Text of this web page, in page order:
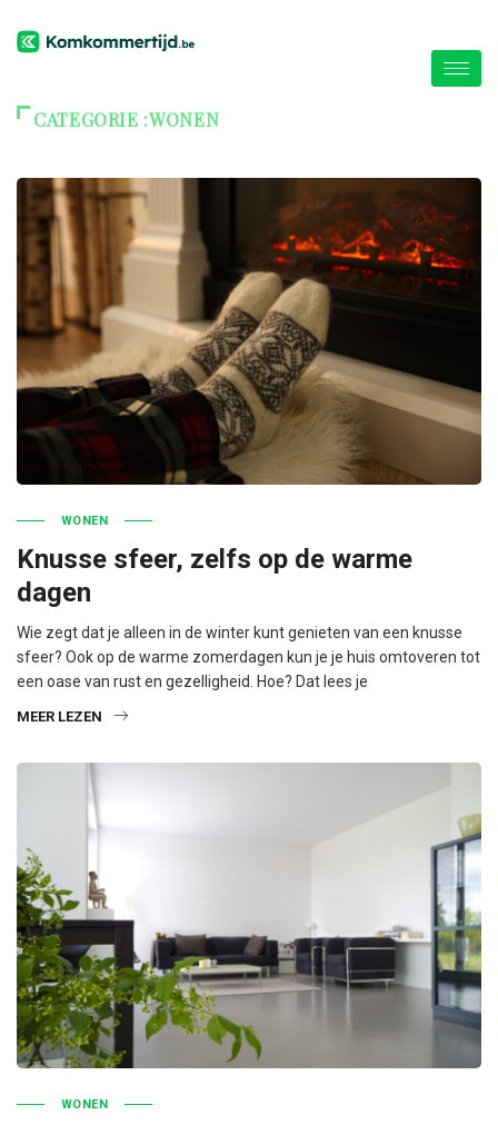
CATEGORIE :WONEN
WONEN
Knusse sfeer, zelfs op de warme
dagen
Wie zegt dat je alleen in de winter kunt genieten van een knusse
sfeer? Ook op de warme zomerdagen kun je je huis omtoveren tot
een oase van rust en gezelligheid. Hoe? Dat lees je
MEER LEZEN
WONEN